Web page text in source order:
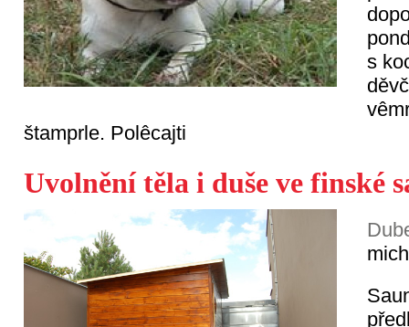
s
štamprle. Polêcajti
Uvolnění těla i duše ve finské